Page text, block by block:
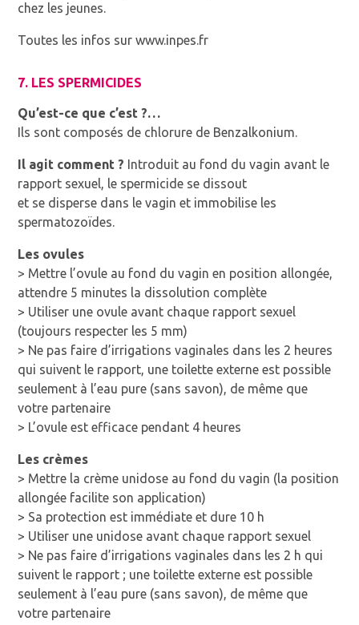
chez les jeunes.
Toutes les infos sur www.inpes.fr
7. LES SPERMICIDES
Qu’est-ce que c’est ?…
Ils sont composés de chlorure de Benzalkonium.
Il agit comment ? Introduit au fond du vagin avant le
rapport sexuel, le spermicide se dissout
et se disperse dans le vagin et immobilise les
spermatozoïdes.
Les ovules
> Mettre l’ovule au fond du vagin en position allongée,
attendre 5 minutes la dissolution complète
> Utiliser une ovule avant chaque rapport sexuel
(toujours respecter les 5 mm)
> Ne pas faire d’irrigations vaginales dans les 2 heures
qui suivent le rapport, une toilette externe est possible
seulement à l’eau pure (sans savon), de même que
votre partenaire
> L’ovule est efficace pendant 4 heures
Les crèmes
> Mettre la crème unidose au fond du vagin (la position
allongée facilite son application)
> Sa protection est immédiate et dure 10 h
> Utiliser une unidose avant chaque rapport sexuel
> Ne pas faire d’irrigations vaginales dans les 2 h qui
suivent le rapport ; une toilette externe est possible
seulement à l’eau pure (sans savon), de même que
votre partenaire